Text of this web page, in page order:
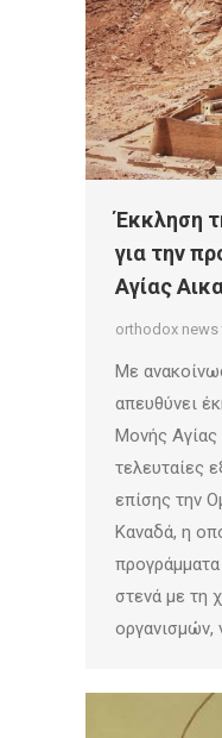
Έκκληση
για την
Αγίας
orthodox news
Με
απευθύνει
Μονής Αγίας
τελευταίες
επίσης την
Καναδά, η
προγράμματα
στενά με τη
οργανισμών,